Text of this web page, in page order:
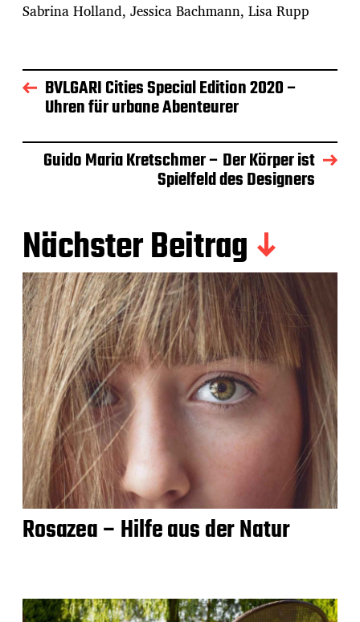
Sabrina Holland, Jessica Bachmann, Lisa Rupp
BVLGARI Cities Special Edition 2020 –
Uhren für urbane Abenteurer
Guido Maria Kretschmer – Der Körper ist
Spielfeld des Designers
Nächster Beitrag
Rosazea – Hilfe aus der Natur